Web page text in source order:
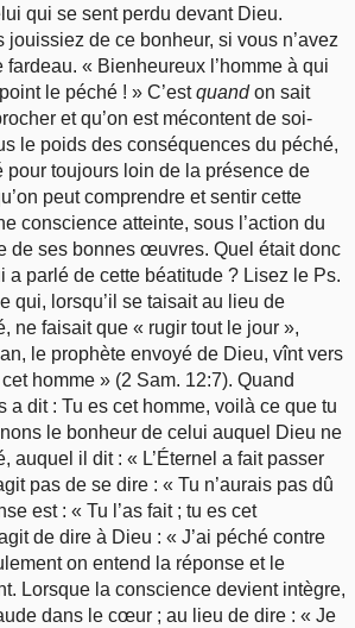
qui se sent perdu devant Dieu.
jouissiez de ce bonheur, si vous n’avez
« Bienheureux l’homme à qui
le péché ! » C’estquandon sait
et qu’on est mécontent de soi-
le poids des conséquences du péché,
pour toujours loin de la présence de
peut comprendre et sentir cette
conscience atteinte, sous l’action du
de ses bonnes œuvres. Quel était donc
a parlé de cette béatitude ? Lisez le Ps.
qui, lorsqu’il se taisait au lieu de
ne faisait que « rugir tout le jour »,
le prophète envoyé de Dieu, vînt vers
homme » (2 Sam. 12:7). Quand
a dit : Tu es cet homme, voilà ce que tu
le bonheur de celui auquel Dieu ne
auquel il dit : « L’Éternel a fait passer
pas de se dire : « Tu n’aurais pas dû
est : « Tu l’as fait ; tu es cet
de dire à Dieu : « J’ai péché contre
on entend la réponse et le
Lorsque la conscience devient intègre,
dans le cœur ; au lieu de dire : « Je